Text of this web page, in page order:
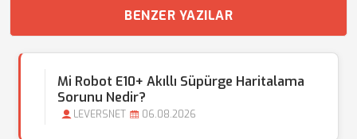
BENZER YAZILAR
Mi Robot E10+ Akıllı Süpürge Haritalama
Sorunu Nedir?
LEVERSNET 06.08.2026